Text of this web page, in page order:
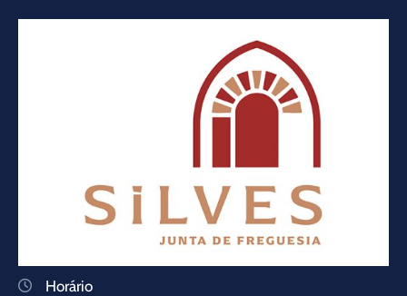
Horário